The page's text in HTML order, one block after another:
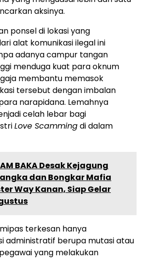
aksinya.
ponsel di lokasi yang
alat komunikasi ilegal ini
adanya campur tangan
menduga kuat para oknum
membantu memasok
tersebut dengan imbalan
narapidana. Lemahnya
celah lebar bagi
Love Scammingdi dalam
BAKA Desak Kejagung
dan Bongkar Mafia
Way Kanan, Siap Gelar
terkesan hanya
administratif berupa mutasi atau
yang melakukan